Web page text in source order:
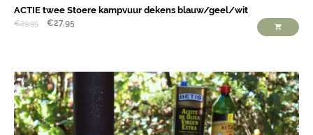
ACTIE twee Stoere kampvuur dekens blauw/geel/wit
€29,95 €27,95